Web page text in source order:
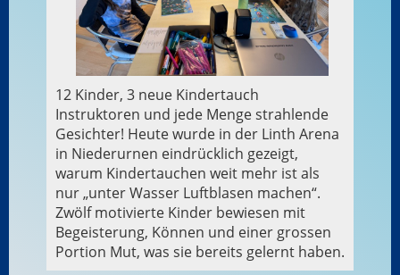
12 Kinder, 3 neue Kindertauch
Instruktoren und jede Menge strahlende
Gesichter! Heute wurde in der Linth Arena
in Niederurnen eindrücklich gezeigt,
warum Kindertauchen weit mehr ist als
nur „unter Wasser Luftblasen machen“.
Zwölf motivierte Kinder bewiesen mit
Begeisterung, Können und einer grossen
Portion Mut, was sie bereits gelernt haben.